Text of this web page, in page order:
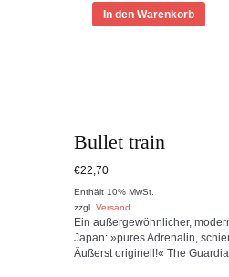
In den Warenkorb
Bullet train
€22,70
Enthält 10% MwSt.
zzgl. Versand
Ein außergewöhnlicher,
Japan: »pures Adrenalin,
Äußerst originell!« The